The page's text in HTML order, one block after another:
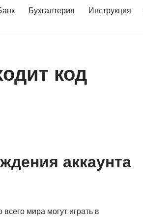
Бухгалтерия Инструкция
код
аккаунта
мира могут играть в